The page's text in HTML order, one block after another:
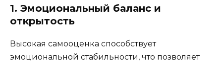
1. Эмоциональный баланс и
открытость
Высокая самооценка способствует
эмоциональной стабильности, что позволяет